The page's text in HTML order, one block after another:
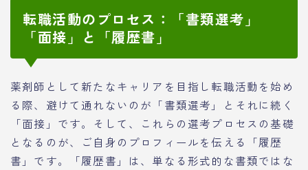
転職活動のプロセス：「書類選考」
「面接」と「履歴書」
薬剤師として新たなキャリアを目指し転職活動を始め
る際、避けて通れないのが「書類選考」とそれに続く
「面接」です。そして、これらの選考プロセスの基礎
となるのが、ご自身のプロフィールを伝える「履歴
書」です。「履歴書」は、単なる形式的な書類ではな